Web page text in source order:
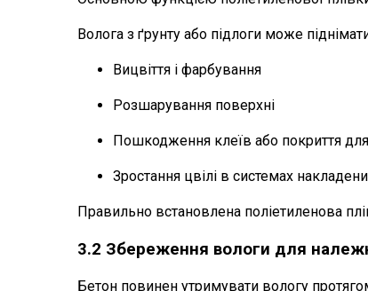
Волога з ґрунту або підлоги може
Вицвіття і фарбування
Розшарування поверхні
Пошкодження клеїв або покриття
Зростання цвілі в системах
Правильно встановлена ​​поліетиленова
3.2 Збереження вологи для
Бетон повинен утримувати вологу